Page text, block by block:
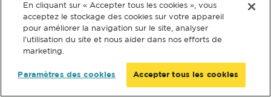
En cliquant sur « Accepter tous les cookies », vous
acceptez le stockage des cookies sur votre appareil
pour améliorer la navigation sur le site, analyser
l’utilisation du site et nous aider dans nos efforts de
marketing.
Paramètres des cookies Accepter tous les cookies